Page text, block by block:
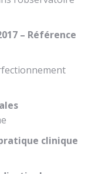
– Référence
clinique